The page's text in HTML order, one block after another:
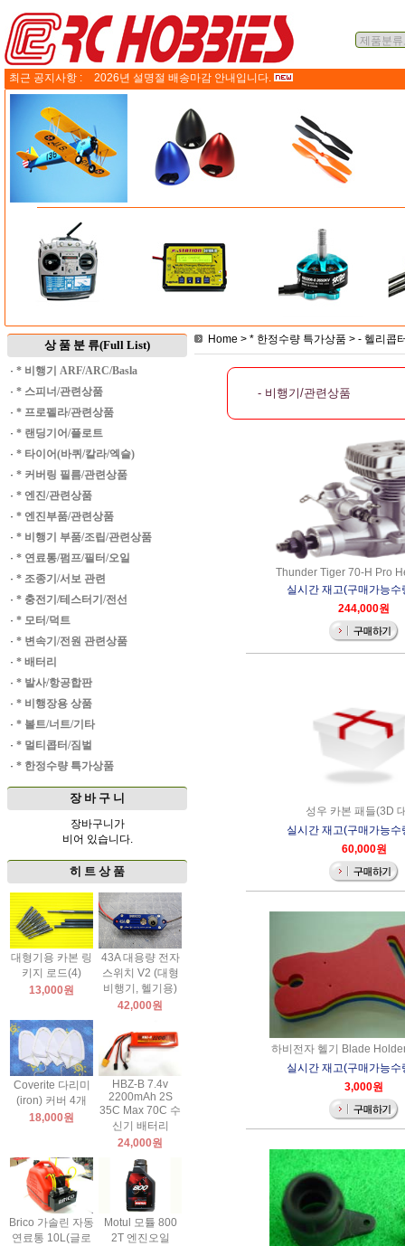
최근 공지사항 : 2026년 설명절 배송마감 안내입니다.
상 품 분 류(Full List)
· * 비행기 ARF/ARC/Basla
· * 스피너/관련상품
· * 프로펠라/관련상품
· * 랜딩기어/플로트
· * 타이어(바퀴/칼라/엑슬)
· * 커버링 필름/관련상품
· * 엔진/관련상품
· * 엔진부품/관련상품
· * 비행기 부품/조립/관련상품
· * 연료통/펌프/필터/오일
· * 조종기/서보 관련
· * 충전기/테스터기/전선
· * 모터/덕트
· * 변속기/전원 관련상품
· * 배터리
· * 발사/항공합판
· * 비행장용 상품
· * 볼트/너트/기타
· * 멀티콥터/짐벌
· * 한정수량 특가상품
장 바 구 니
장바구니가
비어 있습니다.
히 트 상 품
대형기용 카본 링
키지 로드(4)
13,000원
43A 대용량 전자
스위치 V2 (대형
비행기, 헬기용)
42,000원
Coverite 다리미
(iron) 커버 4개
18,000원
HBZ-B 7.4v
2200mAh 2S
35C Max 70C 수
신기 배터리
24,000원
Brico 가솔린 자동
연료통 10L(글로
Motul 모튤 800
2T 엔진오일
Home > * 한정수량 특가상품 > - 헬리콥
- 비행기/관련상품
Thunder Tiger 70-H Pro
실시간 재고(구매가능수
244,000원
성우 카본 패들(3D
실시간 재고(구매가능수
60,000원
하비전자 헬기 Blade
실시간 재고(구매가능수
3,000원